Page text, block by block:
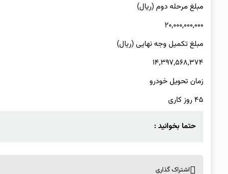
مبلغ مرحله دوم (ریال)
۲۰,۰۰۰,۰۰۰,۰۰۰
مبلغ تکمیل وجه نهایی (ریال)
۱۴,۳۹۷,۵۶۸,۳۷۴
زمان تحویل خودرو
۴۵ روز کاری
حتما بخوانید :
اشتراک گذاری